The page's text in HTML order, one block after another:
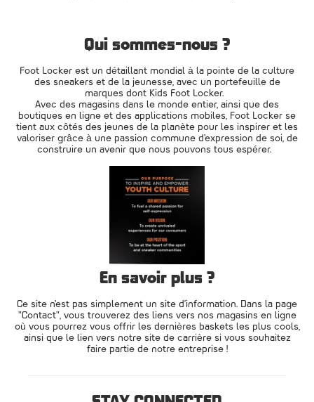
Qui sommes-nous ?
Foot Locker est un détaillant mondial à la pointe de la culture
des sneakers et de la jeunesse, avec un portefeuille de
marques dont Kids Foot Locker.
Avec des magasins dans le monde entier, ainsi que des
boutiques en ligne et des applications mobiles, Foot Locker se
tient aux côtés des jeunes de la planète pour les inspirer et les
valoriser grâce à une passion commune d'expression de soi, de
construire un avenir que nous pouvons tous espérer.
En savoir plus ?
Ce site n'est pas simplement un site d’information. Dans la page
"Contact", vous trouverez des liens vers nos magasins en ligne
où vous pourrez vous offrir les dernières baskets les plus cools,
ainsi que le lien vers notre site de carrière si vous souhaitez
faire partie de notre entreprise !